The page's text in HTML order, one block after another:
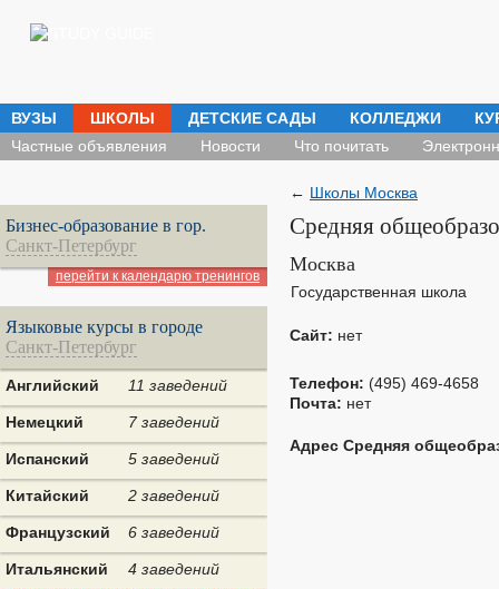
ВУЗЫ ШКОЛЫ ДЕТСКИЕ САДЫ КОЛЛЕДЖИ
Частные объявления
Новости Что почитать
← Школы Москва
Cредняя
Москва
Государственная школа
Сайт: нет
Телефон: (495) 469-4658
Почта: нет
Адрес Cредняя
Бизнес-образование в гор.
Санкт-Петербург
перейти к календарю тренингов
Языковые курсы в городе
Санкт-Петербург
Английский 11 заведений
Немецкий 7 заведений
Испанский 5 заведений
Китайский 2 заведений
Французский 6 заведений
Итальянский 4 заведений